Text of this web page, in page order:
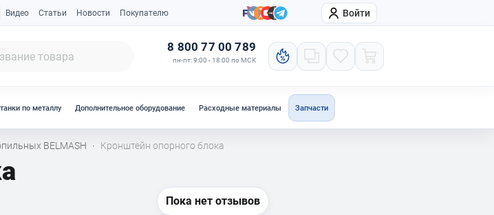
Видео Статьи Новости Покупателю Компания Войти
8 800 77 00 789
пн-пт: 9:00 - 18:00 по МСК
по металлу Дополнительное оборудование Расходные материалы Запчасти
BELMASH · Кронштейн опорного блока
Пока нет отзывов